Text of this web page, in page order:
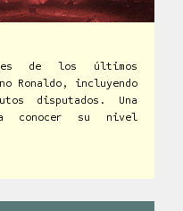
de los últimos
Ronaldo, incluyendo
disputados. Una
conocer su nivel